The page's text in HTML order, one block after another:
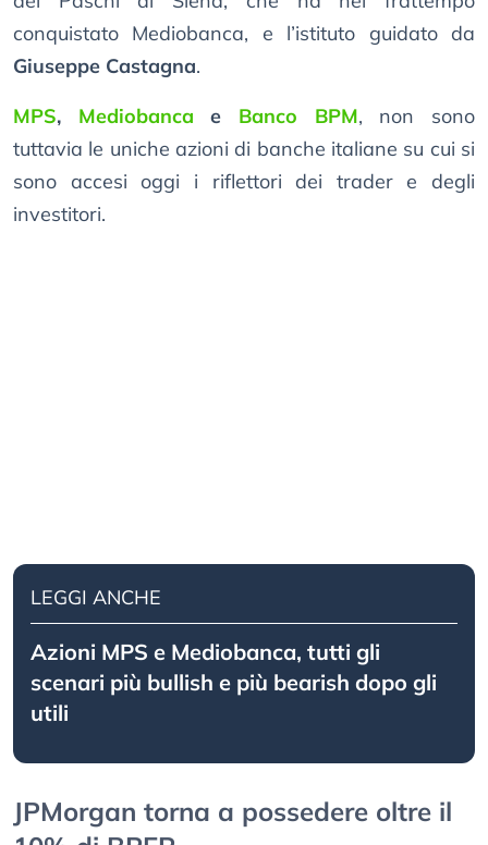
conquistato Mediobanca, e l’istituto guidato da
Giuseppe Castagna.
MPS, Mediobanca e Banco BPM, non sono
tuttavia le uniche azioni di banche italiane su cui si
sono accesi oggi i riflettori dei trader e degli
investitori.
LEGGI ANCHE
Azioni MPS e Mediobanca, tutti gli
scenari più bullish e più bearish dopo gli
utili
JPMorgan torna a possedere oltre il